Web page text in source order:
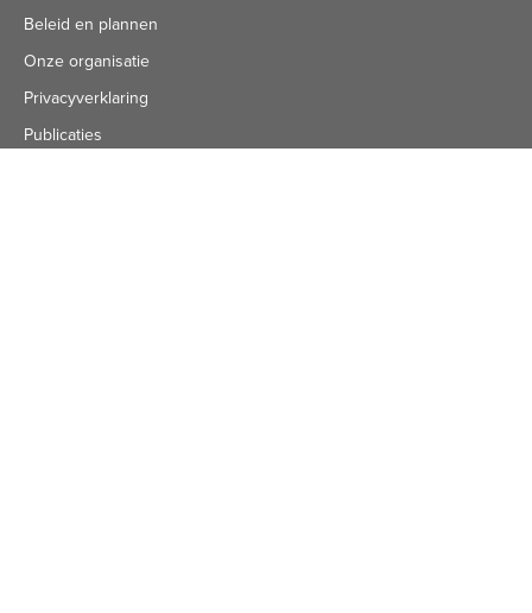
Beleid en plannen
Onze organisatie
Privacyverklaring
Publicaties